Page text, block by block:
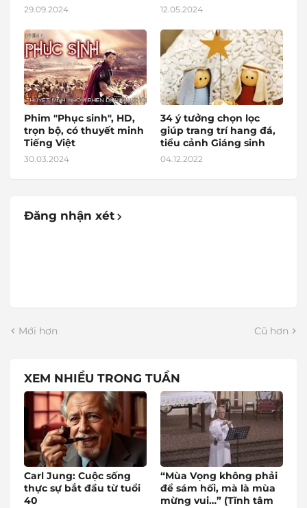
29.09.2024 12.05.2024
Phim "Phục sinh", HD,
trọn bộ, có thuyết minh
Tiếng Việt
30.03.2024
34 ý tưởng chọn lọc
giúp trang trí hang đá,
tiểu cảnh Giáng sinh
04.12.2022
Đăng nhận xét
Mới hơn Cũ hơn
XEM NHIỀU TRONG TUẦN
Carl Jung: Cuộc sống
thực sự bắt đầu từ tuổi
40
“Mùa Vọng không phải
để sám hối, mà là mùa
mừng vui…” (Tĩnh tâm